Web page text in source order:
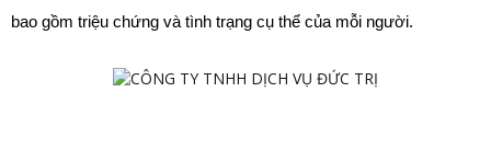
bao gồm triệu chứng và tình trạng cụ thể của mỗi người.